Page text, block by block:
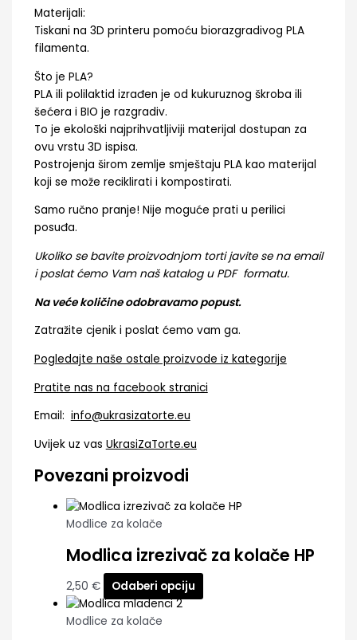
Materijali:
Tiskani na 3D printeru pomoću biorazgradivog PLA
filamenta.
Što je PLA?
PLA ili polilaktid izrađen je od kukuruznog škroba ili
šećera i BIO je razgradiv.
To je ekološki najprihvatljiviji materijal dostupan za
ovu vrstu 3D ispisa.
Postrojenja širom zemlje smještaju PLA kao materijal
koji se može reciklirati i kompostirati.
Samo ručno pranje! Nije moguće prati u perilici
posuđa.
Ukoliko se bavite proizvodnjom torti javite se na email
i poslat ćemo Vam naš katalog u PDF formatu.
Na veće količine odobravamo popust.
Zatražite cjenik i poslat ćemo vam ga.
Pogledajte naše ostale proizvode iz kategorije
Pratite nas na facebook stranici
Email: info@ukrasizatorte.eu
Uvijek uz vas UkrasiZaTorte.eu
Povezani proizvodi
Modlice za kolače
Modlica izrezivač za kolače HP
2,50 € Odaberi opciju
Modlice za kolače